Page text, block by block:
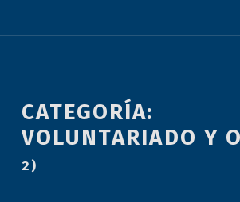
CATEGORÍA:
VOLUNTARIADO Y
2)